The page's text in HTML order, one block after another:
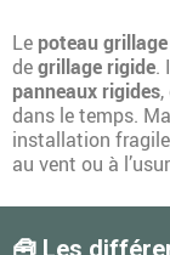
Le poteau grillage
degrillage rigide.
panneaux rigides
dans le temps.
installation
au vent ou à
🧰 Les